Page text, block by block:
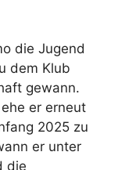
die Jugend
dem Klub
gewann.
er erneut
2025 zu
er unter
die